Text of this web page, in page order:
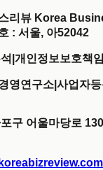
리뷰 Korea
: 서울, 아52042
개인정보보호책
영연구소 사업자
구 어울마당로